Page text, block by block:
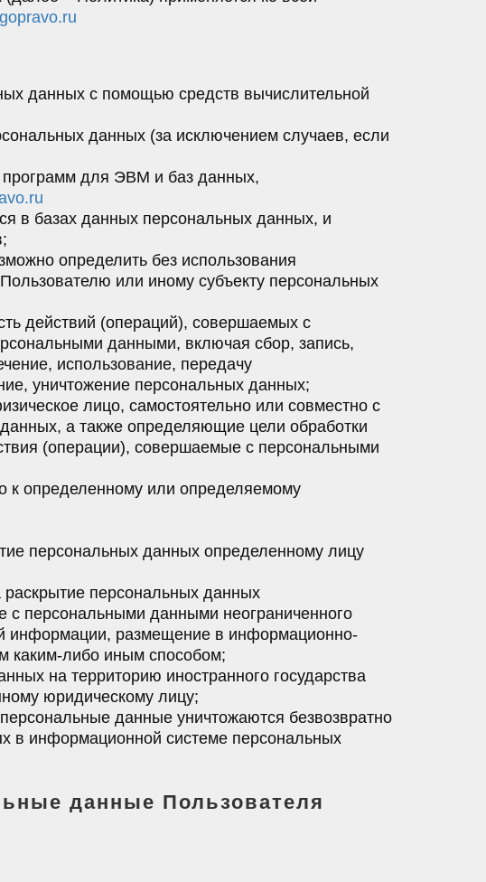
данных с помощью средств вычислительной
данных (за исключением случаев, если
программ для ЭВМ и баз данных,
в базах данных персональных данных, и
определить без использования
или иному субъекту персональных
действий (операций), совершаемых с
данными, включая сбор, запись,
использование, передачу
уничтожение персональных данных;
лицо, самостоятельно или совместно с
а также определяющие цели обработки
(операции), совершаемые с персональными
определенному или определяемому
персональных данных определенному лицу
персональных данных
с персональными данными неограниченного
информации, размещение в информационно-
каким-либо иным способом;
на территорию иностранного государства
юридическому лицу;
данные уничтожаются безвозвратно
в информационной системе персональных
данные Пользователя